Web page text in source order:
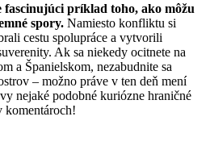
fascinujúci príklad toho, ako môžu
spory. Namiesto konfliktu si
cestu spolupráce a vytvorili
Ak sa niekedy ocitnete na
a Španielskom, nezabudnite sa
– možno práve v ten deň mení
nejaké podobné kuriózne hraničné
komentároch!